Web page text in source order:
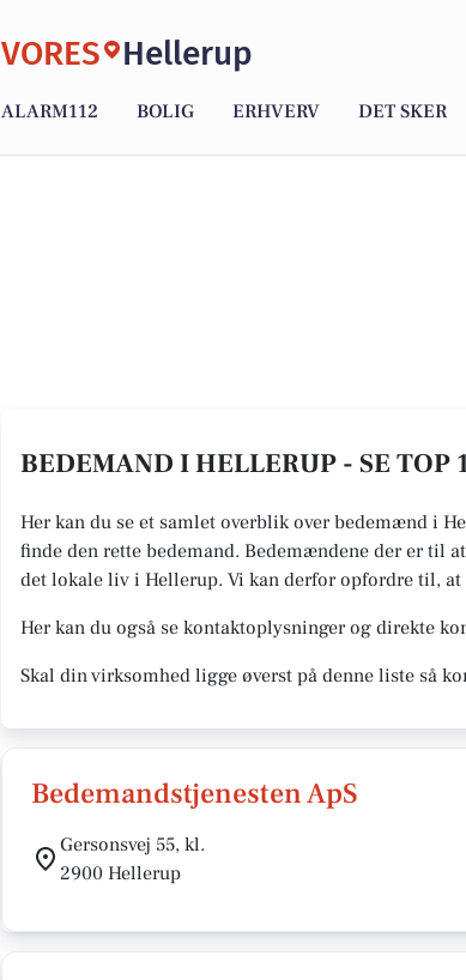
VORES Hellerup
ALARM112 BOLIG ERHVERV DET SKER
BEDEMAND I HELLERUP - SE TOP
Her kan du se et samlet overblik over bedemænd i
finde den rette bedemand. Bedemændene der er til
det lokale liv i Hellerup. Vi kan derfor opfordre til,
Her kan du også se kontaktoplysninger og direkte
Skal din virksomhed ligge øverst på denne liste så
Bedemandstjenesten ApS
Gersonsvej 55, kl.
2900 Hellerup